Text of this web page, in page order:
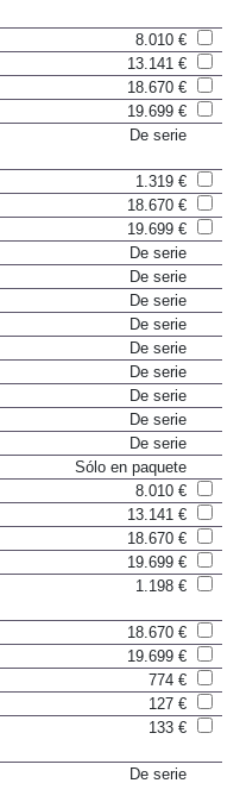
8.010 €
13.141 €
18.670 €
19.699 €
1.319 €
18.670 €
19.699 €
De serie
De serie
De serie
De serie
De serie
De serie
De serie
De serie
De serie
Sólo en paquete
8.010 €
13.141 €
18.670 €
19.699 €
18.670 €
19.699 €
774 €
127 €